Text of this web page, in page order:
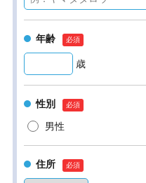
年齢
歳
性別
男性
住所